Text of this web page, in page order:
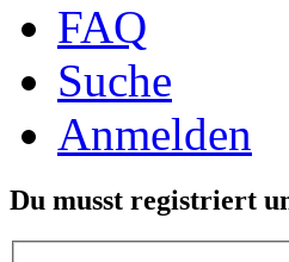
FAQ
Suche
Anmelden
Du musst registriert